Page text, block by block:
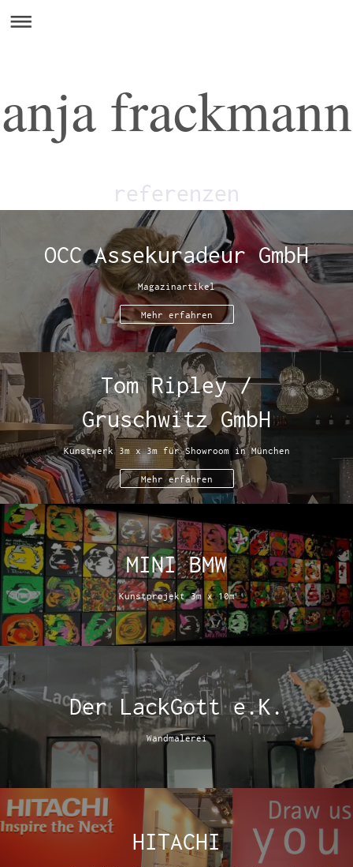
anja frackmann
referenzen
OCC Assekuradeur GmbH
Magazinartikel
Mehr erfahren
Tom Ripley /
Gruschwitz GmbH
Kunstwerk 3m x 3m für Showroom in München
Mehr erfahren
MINI BMW
Kunstprojekt 3m x 10m
Der LackGott e.K.
Wandmalerei
HITACHI